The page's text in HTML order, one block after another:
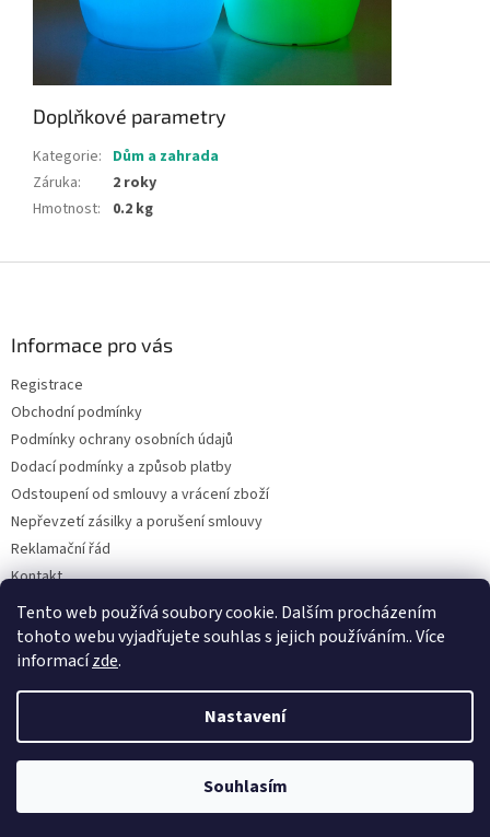
Tento web používá soubory cookie. Dalším procházením
tohoto webu vyjadřujete souhlas s jejich používáním.. Více
informacízde.
Nastavení
Souhlasím
Doplňkové parametry
Kategorie: Dům a zahrada
Záruka:
2 roky
Hmotnost: 0.2 kg
Informace pro vás
Registrace
Obchodní podmínky
Podmínky ochrany osobních údajů
Dodací podmínky a způsob platby
Odstoupení od smlouvy a vrácení zboží
Nepřevzetí zásilky a porušení smlouvy
Reklamační řád
Kontakt
Napište nám
Copyright 2026Dobirkov.cz. Všechna práva vyhrazena.Upravit
nastavení cookies